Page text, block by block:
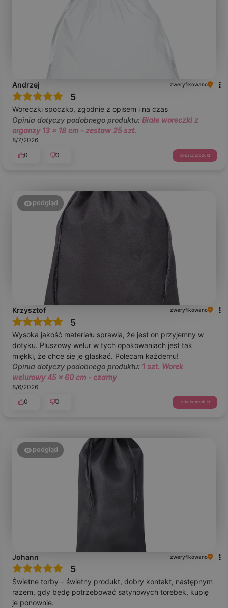
Andrzej zweryfikowano
5
Woreczki spoczko, zgodnie z opisem i na czas
Opinia dotyczy podobnego produktu: Białe woreczki z
organzy 13 x 18 cm - zestaw 25 szt.
8/7/2026
0
0 zobacz produkt
podgląd
Krzysztof zweryfikowano
5
Wysoka jakość materiału sprawia, że jest on przyjemny w
dotyku. Pluszowy welur w tych opakowaniach jest tak
miękki, że chce się je głaskać. Polecam każdemu!
Opinia dotyczy podobnego produktu: 1 szt. Worek
welurowy 45 x 60 cm - czarny
8/6/2026
0
0 zobacz produkt
podgląd
Johann zweryfikowano
5
Świetne torby – świetny produkt, dobry kontakt, następnym
razem, gdy będę potrzebować satynowych torebek, kupię
je ponownie.